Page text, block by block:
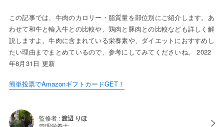
この記事では、牛肉のカロリー・脂質量を部位別にご紹介します。あ
わせて和牛と輸入牛との比較や、鶏肉と豚肉との比較なども詳しく解
説しますよ。牛肉に含まれている栄養素や、ダイエットにおすすめし
たい理由までまとめているので、参考にしてみてくださいね。 2022
年8月31日 更新
簡単投票でAmazonギフトカードGET！
監修者 :渡辺 りほ